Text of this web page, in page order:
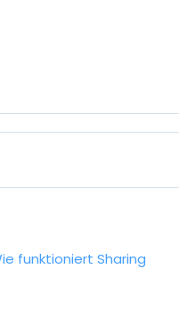
funktioniert Sharing